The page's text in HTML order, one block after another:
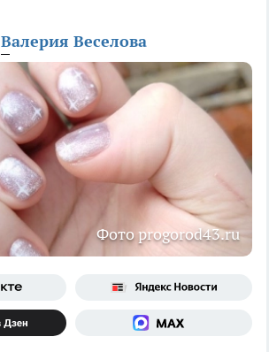
Валерия Веселова
Фото progorod43.ru